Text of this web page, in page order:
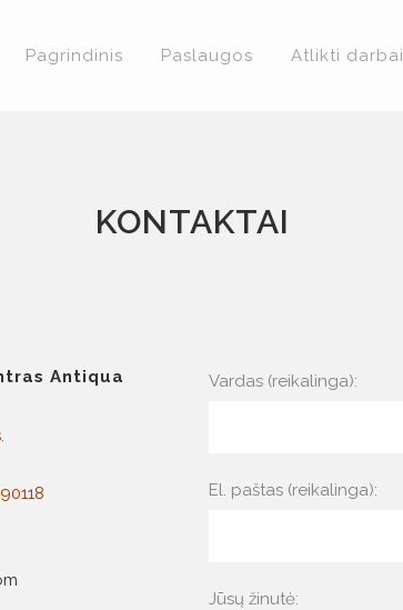
Pagrindinis Paslaugos Atlikti darbai
KONTAKTAI
Antiqua Vardas (reikalinga):
El. paštas (reikalinga):
Jūsų žinutė: